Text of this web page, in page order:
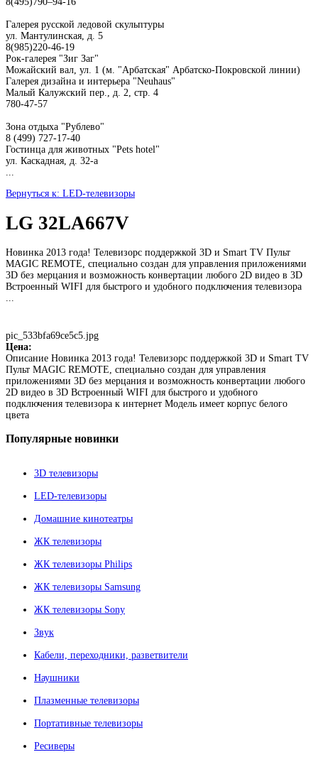
Галерея русской ледовой скульптуры
ул. Мантулинская, д. 5
8(985)220-46-19
Рок-галерея "Зиг Заг"
Можайский вал, ул. 1 (м. "Арбатская" Арбатско-Покровской линии)
Галерея дизайна и интерьера "Neuhaus"
Малый Калужский пер., д. 2, стр. 4
780-47-57
Зона отдыха "Рублево"
8 (499) 727-17-40
Гостинца для животных "Рets hotel"
ул. Каскадная, д. 32-а
Вернуться к: LED-телевизоры
LG 32LA667V
Новинка 2013 года! Телевизорс поддержкой 3D и Smart TV Пульт
MAGIC REMOTE, специально создан для управления приложениями
3D без мерцания и возможность конвертации любого 2D видео в 3D
Встроенный WIFI для быстрого и удобного подключения телевизора
pic_533bfa69ce5c5.jpg
Цена:
Описание Новинка 2013 года! Телевизорс поддержкой 3D и Smart TV
Пульт MAGIC REMOTE, специально создан для управления
приложениями 3D без мерцания и возможность конвертации любого
2D видео в 3D Встроенный WIFI для быстрого и удобного
подключения телевизора к интернет Модель имеет корпус белого
цвета
Популярные новинки
3D телевизоры
LED-телевизоры
Домашние кинотеатры
ЖК телевизоры
ЖК телевизоры Philips
ЖК телевизоры Samsung
ЖК телевизоры Sony
Звук
Кабели, переходники, разветвители
Наушники
Плазменные телевизоры
Портативные телевизоры
Ресиверы